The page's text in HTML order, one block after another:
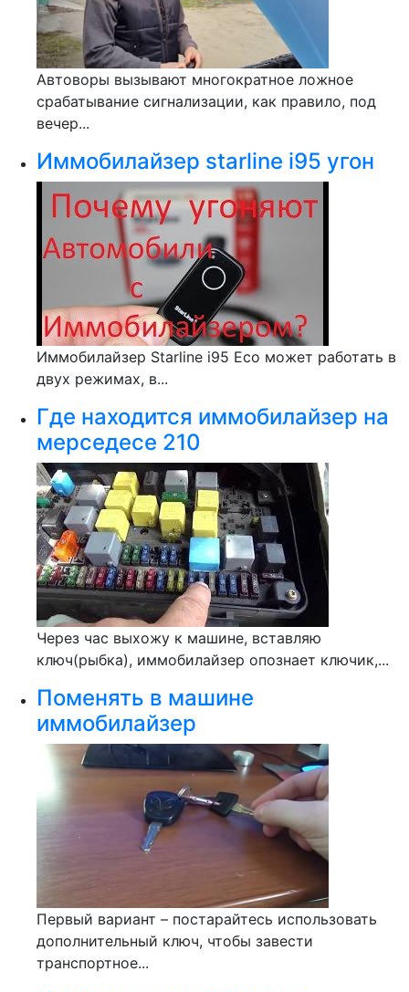
Автоворы вызывают многократное ложное
срабатывание сигнализации, как правило, под
вечер...
Иммобилайзер starline i95 угон
Иммобилайзер Starline i95 Eco может работать в
двух режимах, в...
Где находится иммобилайзер на
мерседесе 210
Через час выхожу к машине, вставляю
ключ(рыбка), иммобилайзер опознает ключик,...
Поменять в машине
иммобилайзер
Первый вариант – постарайтесь использовать
дополнительный ключ, чтобы завести
транспортное...